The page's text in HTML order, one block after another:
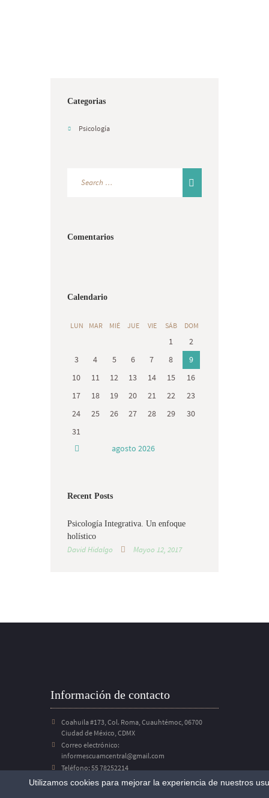
Categorias
Psicología
Comentarios
Calendario
LUN MAR MIÉ JUE VIE SÁB DOM
1
2
3
4 5 6 7 8
9
10
11 12 13 14 15
16
17
18 19 20 21 22
23
24
25 26 27 28 29
30
31
agosto 2026
Recent Posts
Psicología Integrativa. Un enfoque
holístico
David Hidalgo Mayoo 12, 2017
Información de contacto
Coahuila #173, Col. Roma, Cuauhtémoc, 06700
Ciudad de México, CDMX
Correo electrónico:
informescuamcentral@gmail.com
Teléfono: 55 78252214
Utilizamos cookies para mejorar la experiencia de nuestros